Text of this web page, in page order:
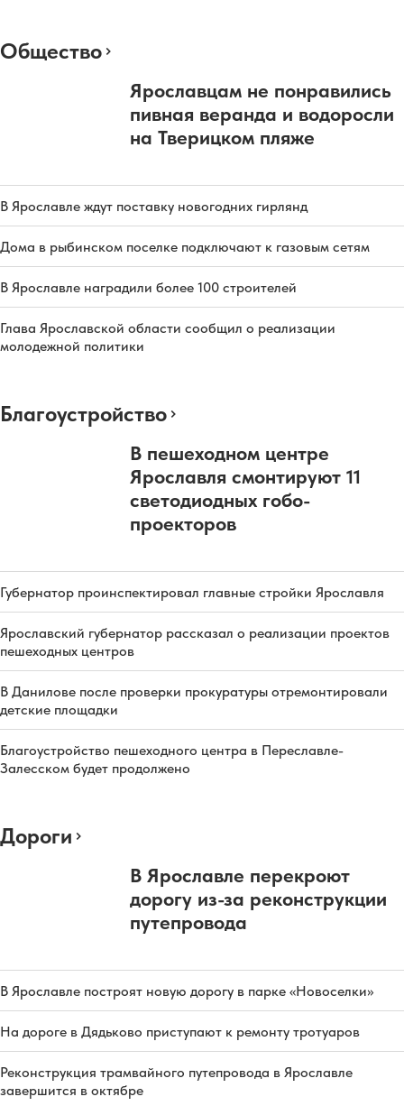
Общество
Ярославцам не понравились
пивная веранда и водоросли
на Тверицком пляже
В Ярославле ждут поставку новогодних гирлянд
Дома в рыбинском поселке подключают к газовым сетям
В Ярославле наградили более 100 строителей
Глава Ярославской области сообщил о реализации
молодежной политики
Благоустройство
В пешеходном центре
Ярославля смонтируют 11
светодиодных гобо-
проекторов
Губернатор проинспектировал главные стройки Ярославля
Ярославский губернатор рассказал о реализации проектов
пешеходных центров
В Данилове после проверки прокуратуры отремонтировали
детские площадки
Благоустройство пешеходного центра в Переславле-
Залесском будет продолжено
Дороги
В Ярославле перекроют
дорогу из-за реконструкции
путепровода
В Ярославле построят новую дорогу в парке «Новоселки»
На дороге в Дядьково приступают к ремонту тротуаров
Реконструкция трамвайного путепровода в Ярославле
завершится в октябре